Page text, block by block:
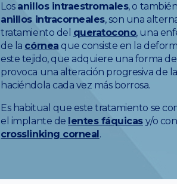
Los anillos intraestromales, o
anillos intracorneales, son una
tratamiento del queratocono, una
de la córnea que consiste en la
este tejido, que adquiere una forma de
provoca una alteración progresiva de
haciéndola cada vez más borrosa.
Es habitual que este tratamiento se
el implante de lentes fáquicasy/o con
crosslinking corneal.